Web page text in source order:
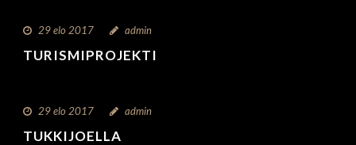
29 elo 2017 admin
TURISMIPROJEKTI
29 elo 2017 admin
TUKKIJOELLA